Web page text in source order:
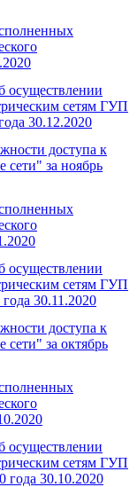
осуществлении
сетям ГУП
30.12.2020
доступа к
за ноябрь
осуществлении
сетям ГУП
30.11.2020
доступа к
за октябрь
осуществлении
сетям ГУП
года 30.10.2020